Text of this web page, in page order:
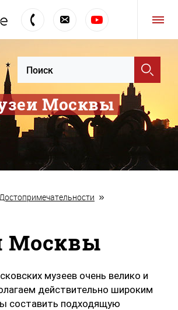
Москвы
Москвы
музеев очень велико и
действительно широким
составить подходящую